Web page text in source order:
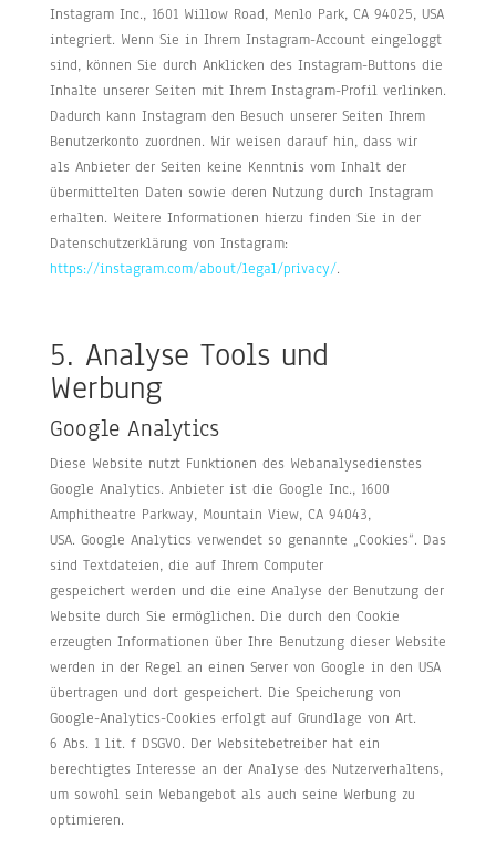
Instagram Inc., 1601 Willow Road, Menlo Park, CA 94025, USA
integriert. Wenn Sie in Ihrem Instagram-Account eingeloggt
sind, können Sie durch Anklicken des Instagram-Buttons die
Inhalte unserer Seiten mit Ihrem Instagram-Profil verlinken.
Dadurch kann Instagram den Besuch unserer Seiten Ihrem
Benutzerkonto zuordnen. Wir weisen darauf hin, dass wir
als Anbieter der Seiten keine Kenntnis vom Inhalt der
übermittelten Daten sowie deren Nutzung durch Instagram
erhalten. Weitere Informationen hierzu finden Sie in der
Datenschutzerklärung von Instagram:
https://instagram.com/about/legal/privacy/.
5. Analyse Tools und
Werbung
Google Analytics
Diese Website nutzt Funktionen des Webanalysedienstes
Google Analytics. Anbieter ist die Google Inc., 1600
Amphitheatre Parkway, Mountain View, CA 94043,
USA. Google Analytics verwendet so genannte „Cookies“. Das
sind Textdateien, die auf Ihrem Computer
gespeichert werden und die eine Analyse der Benutzung der
Website durch Sie ermöglichen. Die durch den Cookie
erzeugten Informationen über Ihre Benutzung dieser Website
werden in der Regel an einen Server von Google in den USA
übertragen und dort gespeichert. Die Speicherung von
Google-Analytics-Cookies erfolgt auf Grundlage von Art.
6 Abs. 1 lit. f DSGVO. Der Websitebetreiber hat ein
berechtigtes Interesse an der Analyse des Nutzerverhaltens,
um sowohl sein Webangebot als auch seine Werbung zu
optimieren.